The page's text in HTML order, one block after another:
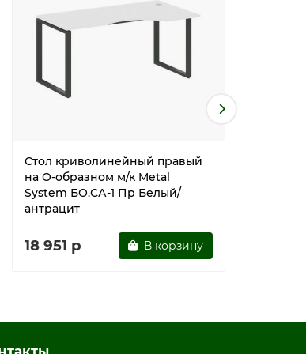
Стол криволинейный правый
на О-образном м/к Metal
System БО.СА-1 Пр Белый/
антрацит
18 951 р В корзину